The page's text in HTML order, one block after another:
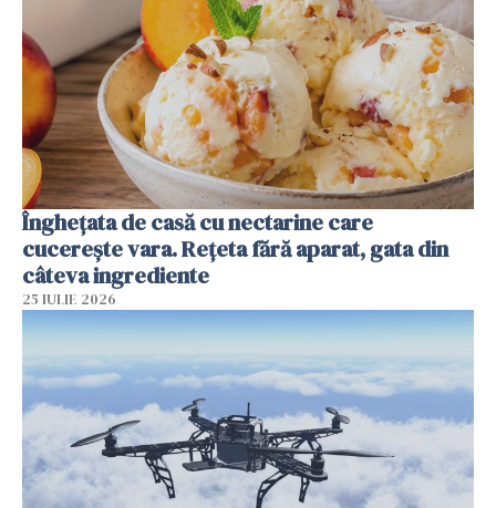
Înghețata de casă cu nectarine care
cucerește vara. Rețeta fără aparat, gata din
câteva ingrediente
25 IULIE 2026